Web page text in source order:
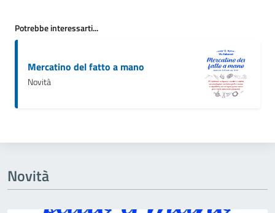
Potrebbe interessarti...
Mercatino del fatto a mano
Novità
Novità